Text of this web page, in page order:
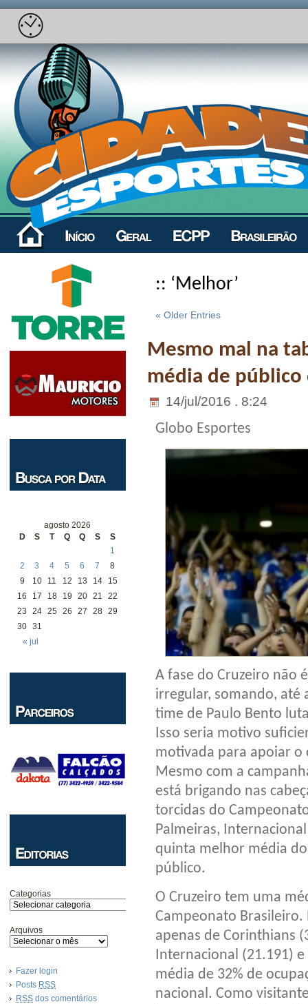
agosto 2026
D
S T Q Q S S
« jul
1
2
3 4 5 6 7
8
9
10 11 12 13 14
15
16
17 18 19 20 21
22
23
24 25 26 27 28 29
30 31
Categorias
Arquivos
Fazer login
Posts RSS
RSS dos comentários
:: ‘Melhor’
« Older Entries
Mesmo mal na
média de público
14/jul/2016 . 8:24
Globo Esportes
A fase do Cruzeiro não
irregular, somando, até
time de Paulo Bento
Isso seria motivo
motivada para apoiar o
Mesmo com a
está brigando nas
torcidas do
Palmeiras,
quinta melhor média
público.
O Cruzeiro tem uma
Campeonato
apenas de Corinthians
Internacional (21.191)
média de 32% de
nacional. Como